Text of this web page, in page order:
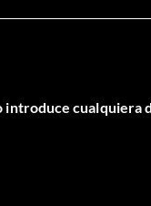
introduce cualquiera